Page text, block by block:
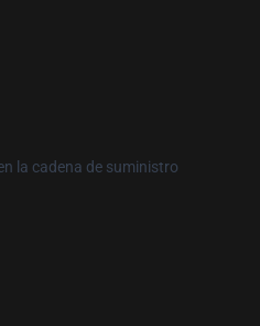
la cadena de suministro